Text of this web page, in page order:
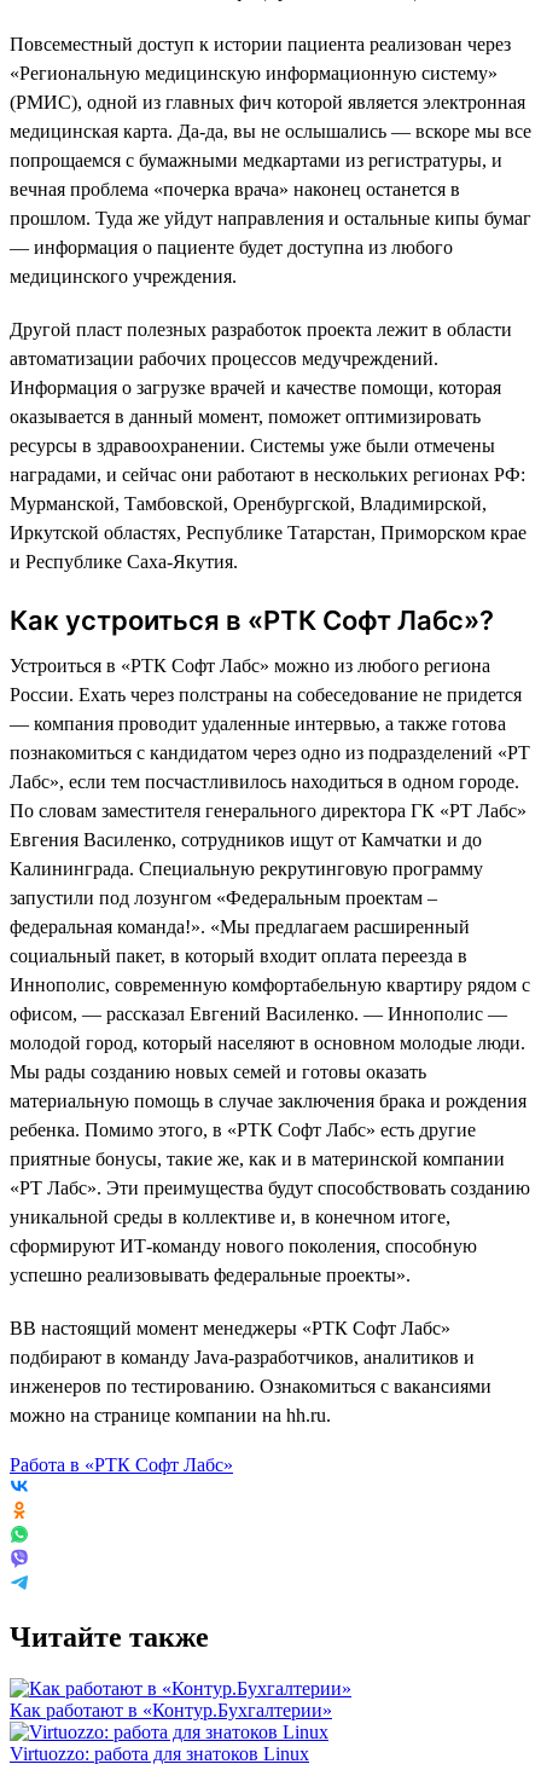
Повсеместный доступ к истории пациента реализован через
«Региональную медицинскую информационную систему»
(РМИС), одной из главных фич которой является электронная
медицинская карта. Да-да, вы не ослышались — вскоре мы все
попрощаемся с бумажными медкартами из регистратуры, и
вечная проблема «почерка врача» наконец останется в
прошлом. Туда же уйдут направления и остальные кипы бумаг
— информация о пациенте будет доступна из любого
медицинского учреждения.
Другой пласт полезных разработок проекта лежит в области
автоматизации рабочих процессов медучреждений.
Информация о загрузке врачей и качестве помощи, которая
оказывается в данный момент, поможет оптимизировать
ресурсы в здравоохранении. Системы уже были отмечены
наградами, и сейчас они работают в нескольких регионах РФ:
Мурманской, Тамбовской, Оренбургской, Владимирской,
Иркутской областях, Республике Татарстан, Приморском крае
и Республике Саха-Якутия.
Как устроиться в «РТК Софт Лабс»?
Устроиться в «РТК Софт Лабс» можно из любого региона
России. Ехать через полстраны на собеседование не придется
— компания проводит удаленные интервью, а также готова
познакомиться с кандидатом через одно из подразделений «РТ
Лабс», если тем посчастливилось находиться в одном городе.
По словам заместителя генерального директора ГК «РТ Лабс»
Евгения Василенко, сотрудников ищут от Камчатки и до
Калининграда. Специальную рекрутинговую программу
запустили под лозунгом «Федеральным проектам –
федеральная команда!». «Мы предлагаем расширенный
социальный пакет, в который входит оплата переезда в
Иннополис, современную комфортабельную квартиру рядом с
офисом, — рассказал Евгений Василенко. — Иннополис —
молодой город, который населяют в основном молодые люди.
Мы рады созданию новых семей и готовы оказать
материальную помощь в случае заключения брака и рождения
ребенка. Помимо этого, в «РТК Софт Лабс» есть другие
приятные бонусы, такие же, как и в материнской компании
«РТ Лабс». Эти преимущества будут способствовать созданию
уникальной среды в коллективе и, в конечном итоге,
сформируют ИТ-команду нового поколения, способную
успешно реализовывать федеральные проекты».
ВВ настоящий момент менеджеры «РТК Софт Лабс»
подбирают в команду Java-разработчиков, аналитиков и
инженеров по тестированию. Ознакомиться с вакансиями
можно на странице компании на hh.ru.
Работа в «РТК Софт Лабс»
Читайте также
Как работают в «Контур.Бухгалтерии»
Virtuozzo: работа для знатоков Linux